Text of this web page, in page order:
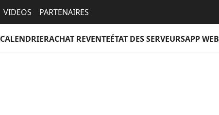
VIDEOS PARTENAIRES
CALENDRIERACHAT REVENTEÉTAT DES SERVEURSAPP WEB